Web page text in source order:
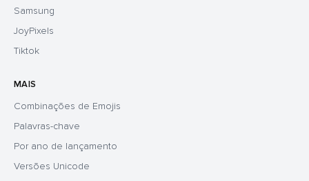
Samsung
JoyPixels
Tiktok
MAIS
Combinações de Emojis
Palavras-chave
Por ano de lançamento
Versões Unicode